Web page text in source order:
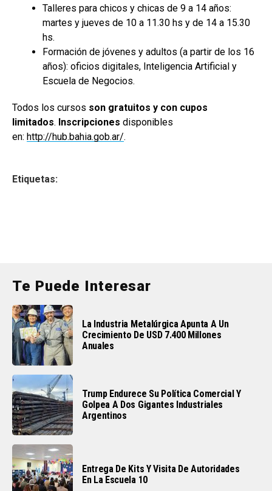
Talleres para chicos y chicas de 9 a 14 años:
martes y jueves de 10 a 11.30 hs y de 14 a 15.30
hs.
Formación de jóvenes y adultos (a partir de los 16
años): oficios digitales, Inteligencia Artificial y
Escuela de Negocios.
Todos los cursos son gratuitos y con cupos
limitados. Inscripciones disponibles
en: http://hub.bahia.gob.ar/.
Etiquetas:
Te Puede Interesar
La Industria Metalúrgica Apunta A Un
Crecimiento De USD 7.400 Millones
Anuales
Trump Endurece Su Política Comercial Y
Golpea A Dos Gigantes Industriales
Argentinos
Entrega De Kits Y Visita De Autoridades
En La Escuela 10